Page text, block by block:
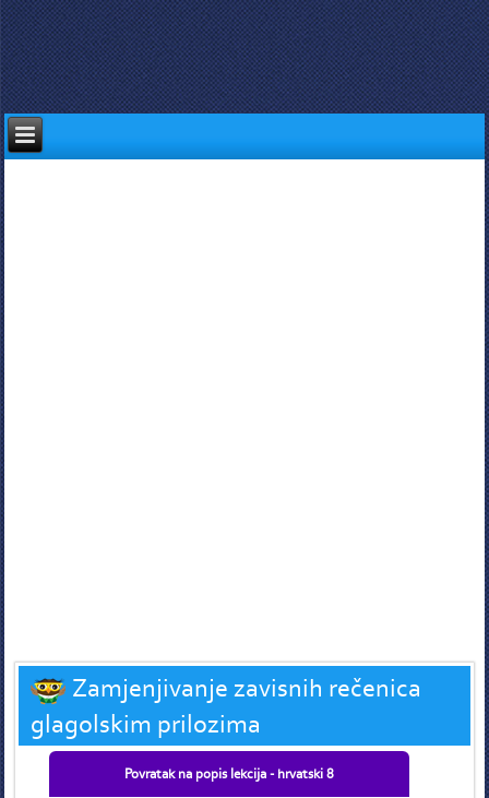
Zamjenjivanje zavisnih rečenica
glagolskim prilozima
Povratak na popis lekcija - hrvatski 8